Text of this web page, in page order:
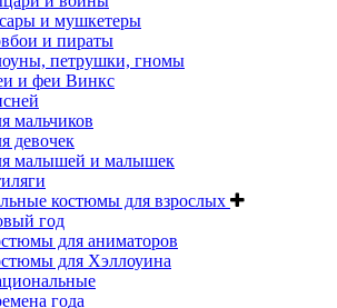
и мушкетеры
и пираты
петрушки, гномы
и феи Винкс
мальчиков
девочек
малышей и малышек
костюмы для взрослых
год
для аниматоров
для Хэллоуина
года